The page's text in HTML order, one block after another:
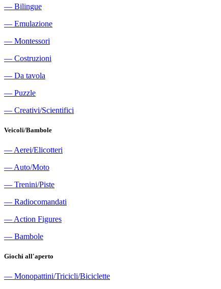
― Bilingue
― Emulazione
― Montessori
― Costruzioni
― Da tavola
― Puzzle
― Creativi/Scientifici
Veicoli/Bambole
― Aerei/Elicotteri
― Auto/Moto
― Trenini/Piste
― Radiocomandati
― Action Figures
― Bambole
Giochi all'aperto
― Monopattini/Tricicli/Biciclette